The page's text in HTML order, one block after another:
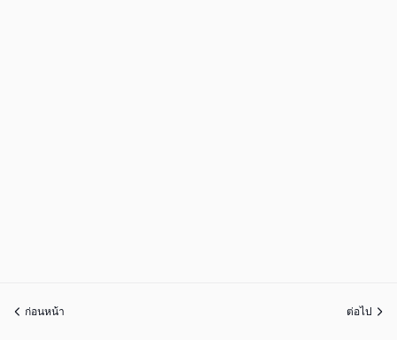
ก่อนหน้า ต่อไป